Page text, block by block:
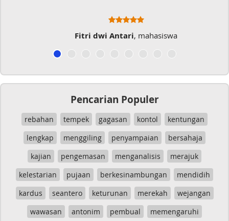
Fitri dwi Antari, mahasiswa
Pencarian Populer
rebahan tempek gagasan kontol
kentungan
lengkap
menggiling penyampaian
bersahaja
kajian
pengemasan menganalisis
merajuk
kelestarian
pujaan berkesinambungan
mendidih
kardus
seantero keturunan merekah
wejangan
wawasan
antonim pembual
memengaruhi